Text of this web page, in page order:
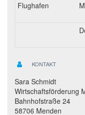
Flughafen
KONTAKT
Sara Schmidt
Wirtschaftsförderung
Bahnhofstraße 24
58706 Menden